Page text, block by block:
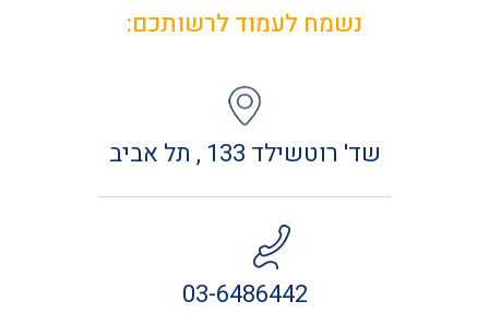
נשמח לעמוד לרשותכם:
שד' רוטשילד 133 , תל אביב
03-6486442